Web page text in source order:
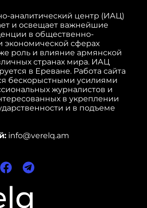
аналитический центр (ИАЦ)
и освещает важнейшие
в общественно-
экономической сферах
роль и влияние армянской
странах мира. ИАЦ
в Ереване. Работа сайта
бескорыстными усилиями
журналистов и
в укреплении
и в подъеме
info@verelq.am